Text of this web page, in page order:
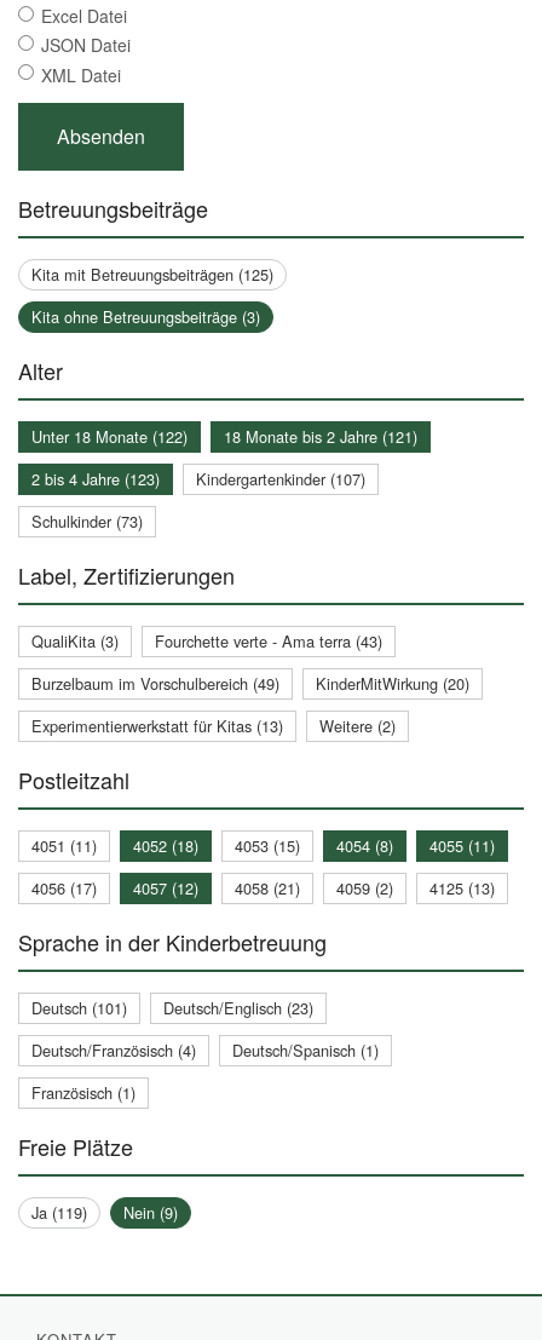
Excel Datei
JSON Datei
XML Datei
Betreuungsbeiträge
Kita mit Betreuungsbeiträgen (125)
Kita ohne Betreuungsbeiträge (3)
Alter
Unter 18 Monate (122)
18 Monate bis 2 Jahre (121)
2 bis 4 Jahre (123)
Kindergartenkinder (107)
Schulkinder (73)
Label, Zertifizierungen
QualiKita (3)
Fourchette verte - Ama terra (43)
Burzelbaum im Vorschulbereich (49)
KinderMitWirkung (20)
Experimentierwerkstatt für Kitas (13)
Weitere (2)
Postleitzahl
4051 (11) 4052 (18) 4053 (15) 4054 (8)
4055 (11)
4056 (17)
4057 (12) 4058 (21) 4059 (2) 4125 (13)
Sprache in der Kinderbetreuung
Deutsch (101)
Deutsch/Englisch (23)
Deutsch/Französisch (4)
Deutsch/Spanisch (1)
Französisch (1)
Freie Plätze
Ja (119) Nein (9)